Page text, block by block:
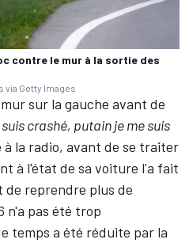
contre le mur à la sortie des
via Getty Images
sur la gauche avant de
crashé, putain je me suis
la radio, avant de se traiter
à l'état de sa voiture l'a fait
reprendre plus de
n'a pas été trop
temps a été réduite par la